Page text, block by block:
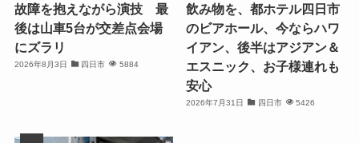
故障を抱えながら演技 最
後は山車5台が交差点会場
にズラリ
2026年8月3日 四日市 5884
飲み物を、都ホテル四日市
のビアホール、今ならハワ
イアン、後半はアジアン＆
エスニック、お子様連れも
安心
2026年7月31日 四日市 5426